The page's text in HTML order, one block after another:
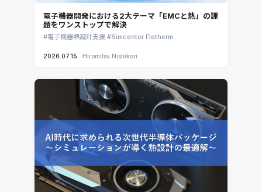
Rocky
CATIA V5 Analysis
Ansys EnSight
DEP MeshWorks
Ansys Granta MI
Ansys Granta Selector
電子機器開発における2大テーマ「EMCと熱」の課
題をワンストップで解決
電子機器熱設計支援 Simcenter Flotherm
2026.07.15 Hiromitsu Nishikori